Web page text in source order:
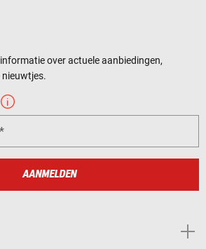
over actuele aanbiedingen,
AANMELDEN